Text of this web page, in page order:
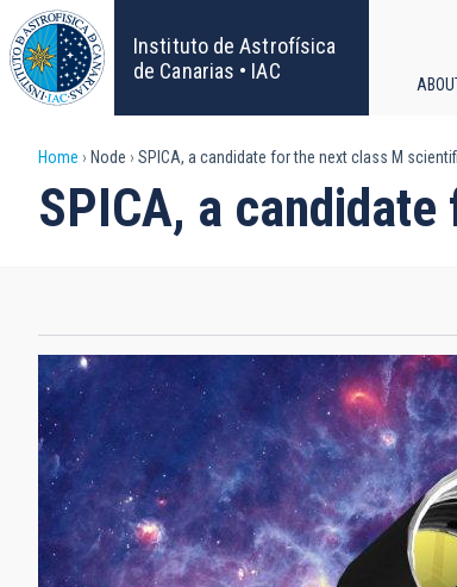
Skip
to
main
content
Instituto de Astrofísica
de Canarias • IAC
Breadcrumb
Home Node SPICA, a candidate for the next class M
SPICA, a